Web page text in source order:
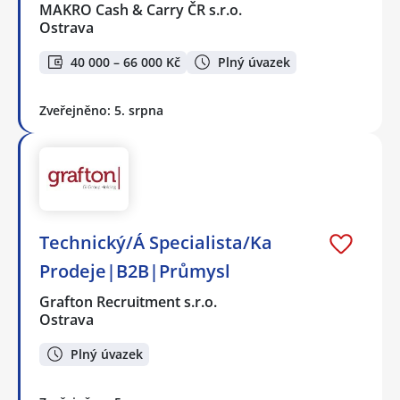
MAKRO Cash & Carry ČR s.r.o.
Ostrava
40 000 – 66 000 Kč Plný úvazek
Zveřejněno: 5. srpna
Technický/Á Specialista/Ka
Prodeje|B2B|Průmysl
Grafton Recruitment s.r.o.
Ostrava
Plný úvazek